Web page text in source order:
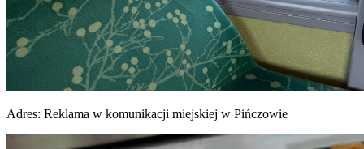
Adres: Reklama w komunikacji miejskiej w Pińczowie